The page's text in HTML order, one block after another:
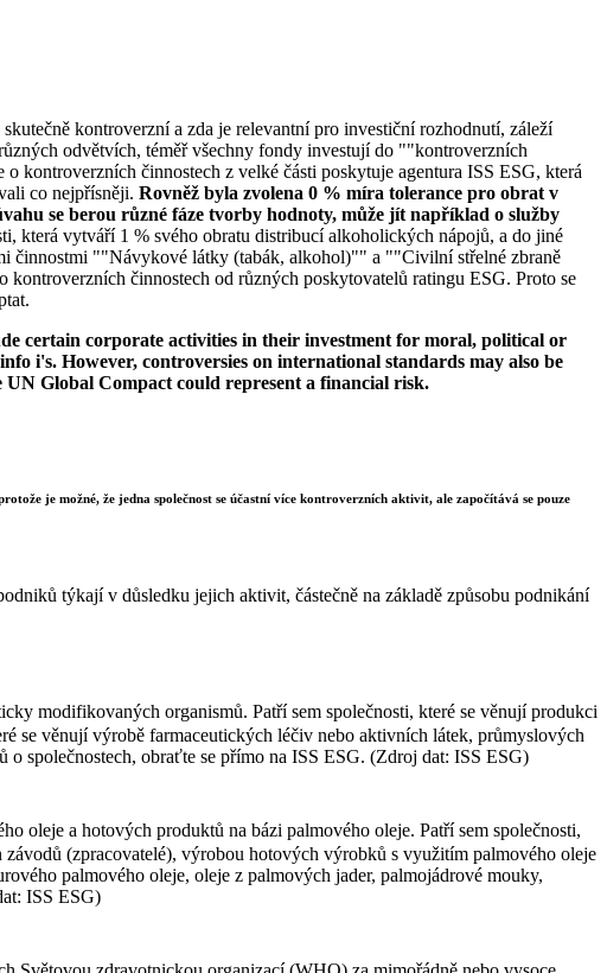
kontroverzní a zda je relevantní pro investiční rozhodnutí, záleží
odvětvích, téměř všechny fondy investují do ""kontroverzních
kontroverzních činnostech z velké části poskytuje agentura ISS ESG, která
co nejpřísněji. Rovněž byla zvolena 0 % míra tolerance pro obrat v
se berou různé fáze tvorby hodnoty, může jít například o služby
která vytváří 1 % svého obratu distribucí alkoholických nápojů, a do jiné
činnostmi ""Návykové látky (tabák, alkohol)"" a ""Civilní střelné zbraně
činnostech od různých poskytovatelů ratingu ESG. Proto se
certain corporate activities in their investment for moral, political or
i's. However, controversies on international standards may also be
Global Compact could represent a financial risk.
je možné, že jedna společnost se účastní více kontroverzních aktivit, ale započítává se pouze
týkají v důsledku jejich aktivit, částečně na základě způsobu podnikání
modifikovaných organismů. Patří sem společnosti, které se věnují produkci
se věnují výrobě farmaceutických léčiv nebo aktivních látek, průmyslových
společnostech, obraťte se přímo na ISS ESG. (Zdroj dat: ISS ESG)
oleje a hotových produktů na bázi palmového oleje. Patří sem společnosti,
(zpracovatelé), výrobou hotových výrobků s využitím palmového oleje
palmového oleje, oleje z palmových jader, palmojádrové mouky,
ISS ESG)